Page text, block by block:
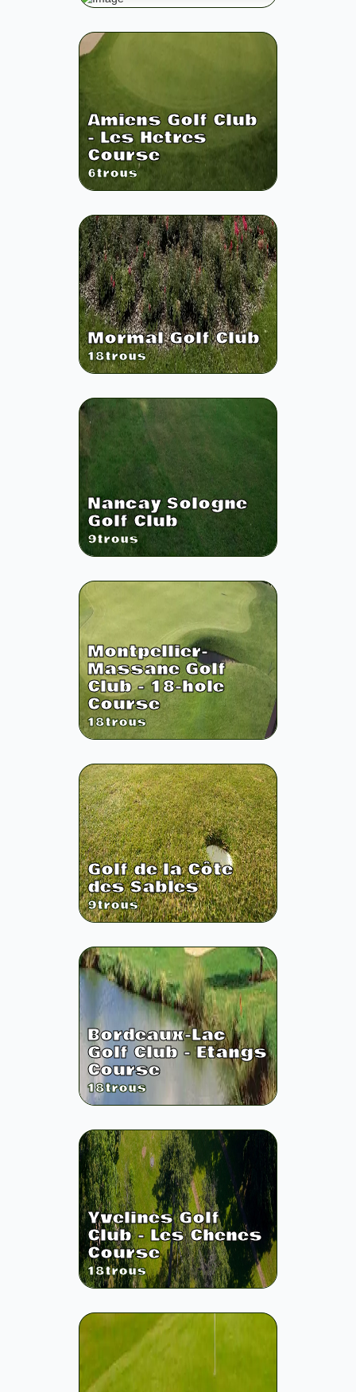
Amiens Golf Club
- Les Hetres
Course
6trous
Mormal Golf Club
18trous
Nancay Sologne
Golf Club
9trous
Montpellier-
Massane Golf
Club - 18-hole
Course
18trous
Golf de la Côte
des Sables
9trous
Bordeaux-Lac
Golf Club - Etangs
Course
18trous
Yvelines Golf
Club - Les Chenes
Course
18trous